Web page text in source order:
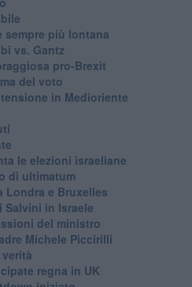
sempre più lontana
vs. Gantz
pro-Brexit
del voto
in Medioriente
le elezioni israeliane
di ultimatum
Londra e Bruxelles
in Israele
del ministro
Michele Piccirilli
regna in UK